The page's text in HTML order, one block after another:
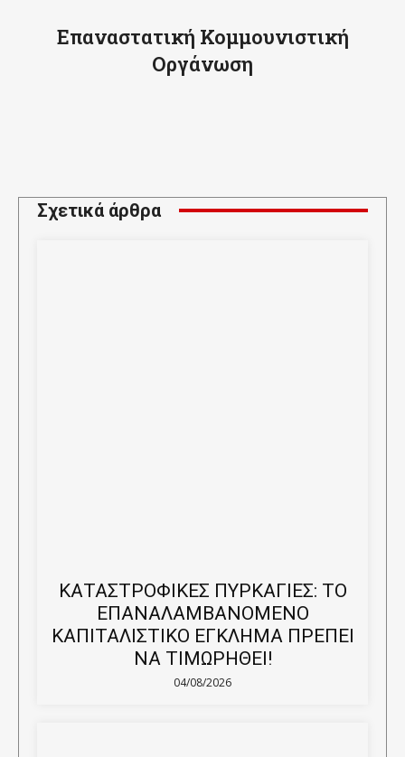
Επαναστατική Κομμουνιστική
Οργάνωση
Σχετικά άρθρα
ΚΑΤΑΣΤΡΟΦΙΚΕΣ ΠΥΡΚΑΓΙΕΣ: ΤΟ
ΕΠΑΝΑΛΑΜΒΑΝΟΜΕΝΟ
ΚΑΠΙΤΑΛΙΣΤΙΚΟ ΕΓΚΛΗΜΑ ΠΡΕΠΕΙ
ΝΑ ΤΙΜΩΡΗΘΕΙ!
04/08/2026